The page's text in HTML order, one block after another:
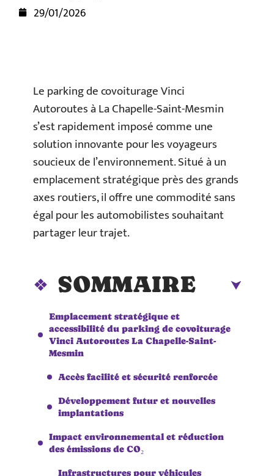
29/01/2026
Le parking de covoiturage Vinci
Autoroutes à La Chapelle-Saint-Mesmin
s’est rapidement imposé comme une
solution innovante pour les voyageurs
soucieux de l’environnement. Situé à un
emplacement stratégique près des grands
axes routiers, il offre une commodité sans
égal pour les automobilistes souhaitant
partager leur trajet.
SOMMAIRE
Emplacement stratégique et
accessibilité du parking de covoiturage
Vinci Autoroutes La Chapelle-Saint-
Mesmin
Accès facilité et sécurité renforcée
Développement futur et nouvelles
implantations
Impact environnemental et réduction
des émissions de CO₂
Infrastructures pour véhicules